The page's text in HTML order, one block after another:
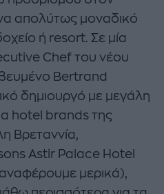
απολύτως μοναδικό
ή resort. Σε μία
Chef του νέου
Bertrand
δημιουργό με μεγάλη
hotel brands της
Βρεταννία,
Astir Palace Hotel
μερικά),